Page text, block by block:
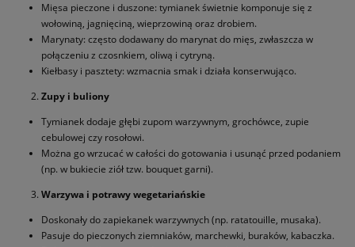
Mięsa pieczone i duszone: tymianek świetnie komponuje się z
wołowiną, jagnięciną, wieprzowiną oraz drobiem.
Marynaty: często dodawany do marynat do mięs, zwłaszcza w
połączeniu z czosnkiem, oliwą i cytryną.
Kiełbasy i pasztety: wzmacnia smak i działa konserwująco.
Zupy i buliony
Tymianek dodaje głębi zupom warzywnym, grochówce, zupie
cebulowej czy rosołowi.
Można go wrzucać w całości do gotowania i usunąć przed podaniem
(np. w bukiecie ziół tzw. bouquet garni).
Warzywa i potrawy wegetariańskie
Doskonały do zapiekanek warzywnych (np. ratatouille, musaka).
Pasuje do pieczonych ziemniaków, marchewki, buraków, kabaczka.